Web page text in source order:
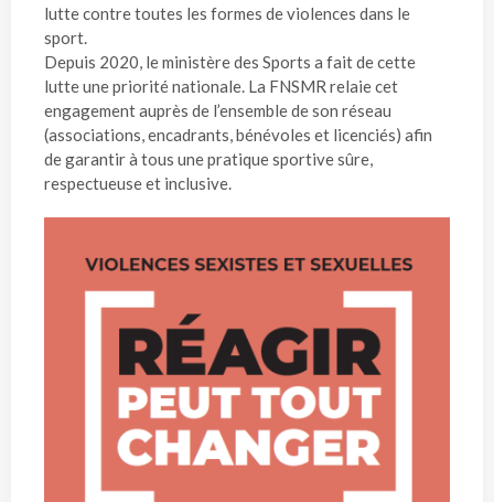
lutte contre toutes les formes de violences dans le
sport.
Depuis 2020, le ministère des Sports a fait de cette
lutte une priorité nationale. La FNSMR relaie cet
engagement auprès de l’ensemble de son réseau
(associations, encadrants, bénévoles et licenciés) afin
de garantir à tous une pratique sportive sûre,
respectueuse et inclusive.